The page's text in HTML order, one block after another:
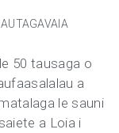
50 tausaga o
a
le sauni
a Loia i